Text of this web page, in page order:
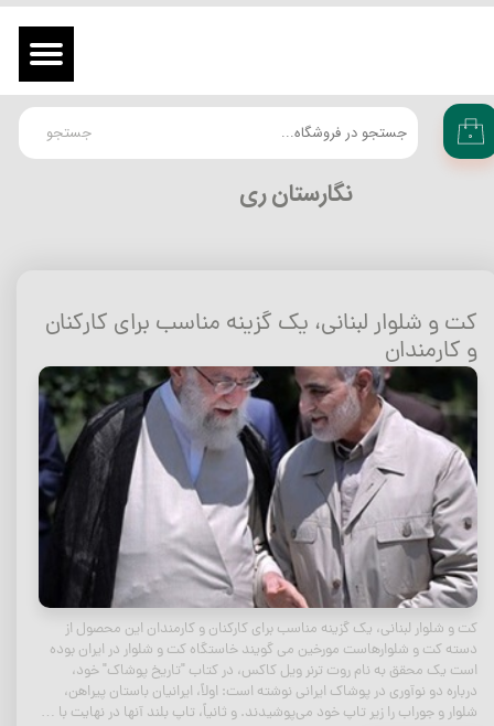
​نگارستان ری
جستجو ۰
تغییر گذر واژه
سفارشات
خروج از حساب کاربری
کت و شلوار لبنانی، یک گزینه مناسب برای کارکنان
و کارمندان
کت و شلوار لبنانی، یک گزینه مناسب برای کارکنان و کارمندان این محصول از
دسته کت و شلوارهاست مورخین می گویند خاستگاه کت و شلوار در ایران بوده
است یک محقق به نام روت ترنر ویل کاکس، در کتاب "تاریخ پوشاک" خود،
درباره دو نوآوری در پوشاک ایرانی نوشته است: اولاً، ایرانیان باستان پیراهن،
شلوار و جوراب را زیر تاپ خود می‌پوشیدند. و ثانیاً، تاپ بلند آنها در نهایت با …